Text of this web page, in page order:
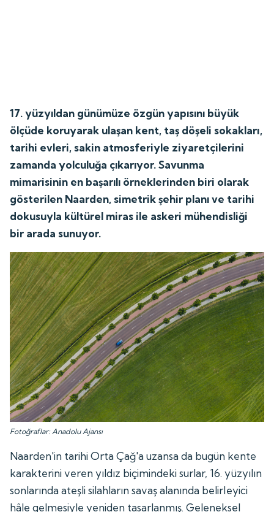
17. yüzyıldan günümüze özgün yapısını büyük
ölçüde koruyarak ulaşan kent, taş döşeli sokakları,
tarihi evleri, sakin atmosferiyle ziyaretçilerini
zamanda yolculuğa çıkarıyor. Savunma
mimarisinin en başarılı örneklerinden biri olarak
gösterilen Naarden, simetrik şehir planı ve tarihi
dokusuyla kültürel miras ile askeri mühendisliği
bir arada sunuyor.
Fotoğraflar: Anadolu Ajansı
Naarden'in tarihi Orta Çağ'a uzansa da bugün kente
karakterini veren yıldız biçimindeki surlar, 16. yüzyılın
sonlarında ateşli silahların savaş alanında belirleyici
hâle gelmesiyle yeniden tasarlanmış. Geleneksel